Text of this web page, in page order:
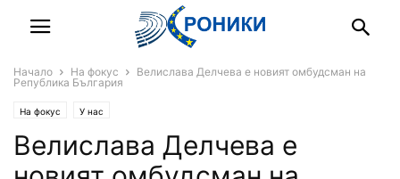
Начало На фокус
Велислава Делчева е новият омбудсман на
Република България
На фокус У нас
Велислава Делчева е